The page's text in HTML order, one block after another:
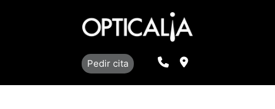
Pedir cita LlamarLocalización